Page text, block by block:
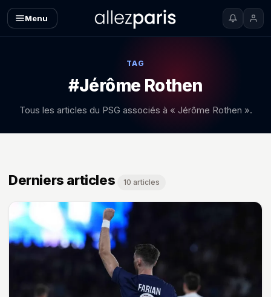
Menu
TAG
#Jérôme Rothen
Tous les articles du PSG associés à « Jérôme Rothen ».
Derniers articles 10 articles